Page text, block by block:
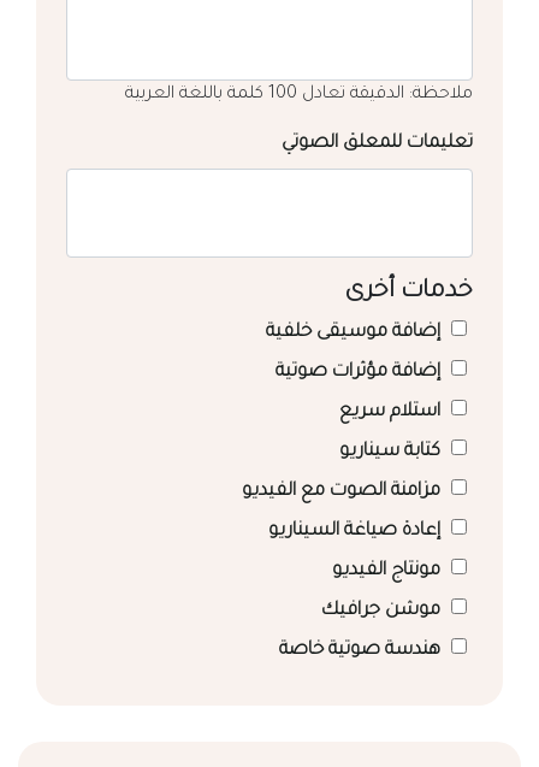
ملاحظة: الدقيقة تعادل 100 كلمة باللغة العربية
تعليمات للمعلق الصوتي
خدمات أخرى
إضافة موسيقى خلفية
إضافة مؤثرات صوتية
استلام سريع
كتابة سيناريو
مزامنة الصوت مع الفيديو
إعادة صياغة السيناريو
مونتاج الفيديو
موشن جرافيك
هندسة صوتية خاصة